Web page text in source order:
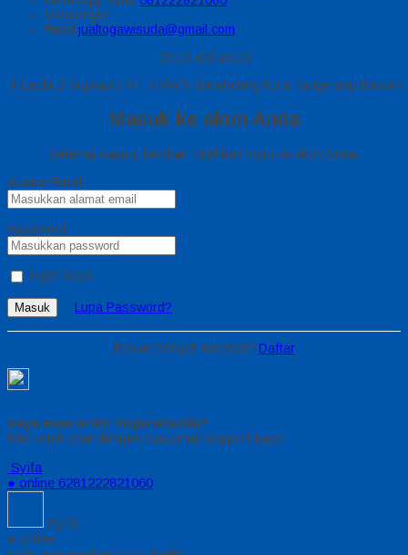
Messenger
Email jualtogawisuda@gmail.com
08.00 s/d 20.00
Jl Letda D Suprapto RT 3 RW 5 Gerendeng Kota Tangerang Banten
Masuk ke akun Anda
Selamat datang kembali, silahkan login ke akun Anda.
Alamat Email
Password
Ingat Saya
Masuk Lupa Password?
Belum menjadi member? Daftar
saya mau order toga wisuda?
Klik untuk chat dengan customer support kami
Syifa
● online 6281222821060
Syifa
● online